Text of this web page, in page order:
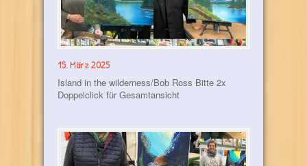
15. März 2025
Island in the wilderness/Bob Ross Bitte 2x
Doppelclick für Gesamtansicht